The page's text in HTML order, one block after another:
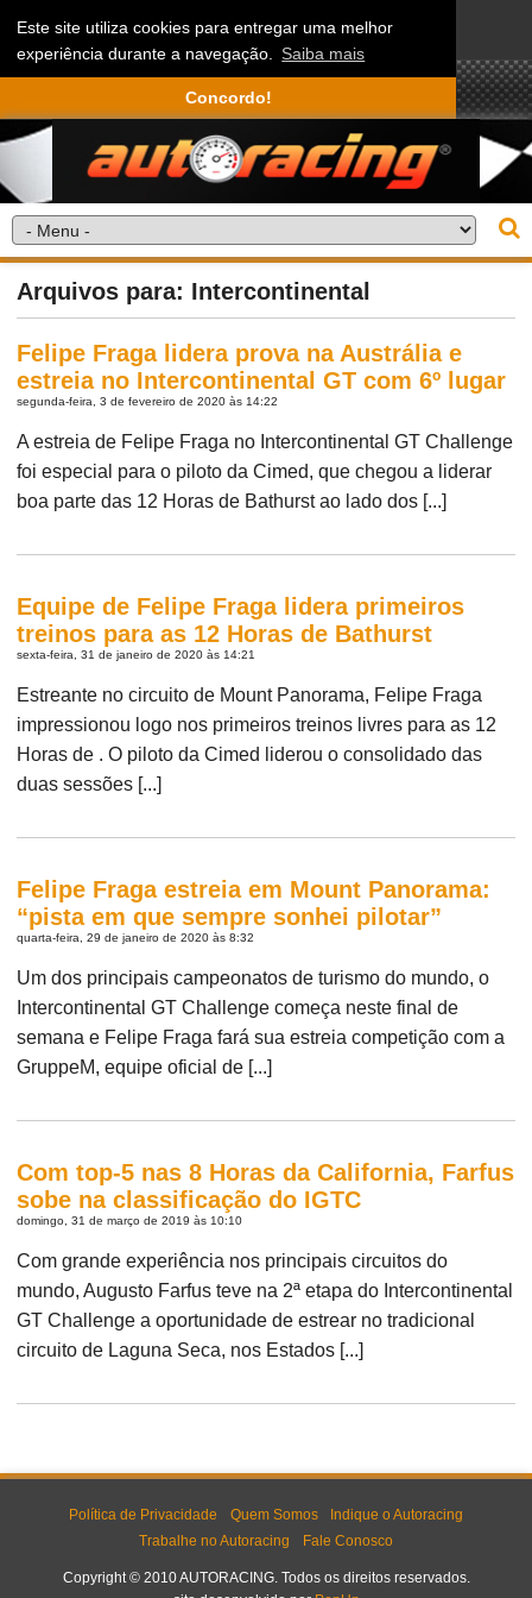
Este site utiliza cookies para entregar uma melhor
experiência durante a navegação. Saiba mais
Concordo!
Arquivos para: Intercontinental
Felipe Fraga lidera prova na Austrália e
estreia no Intercontinental GT com 6º lugar
segunda-feira, 3 de fevereiro de 2020 às 14:22
A estreia de Felipe Fraga no Intercontinental GT Challenge
foi especial para o piloto da Cimed, que chegou a liderar
boa parte das 12 Horas de Bathurst ao lado dos [...]
Equipe de Felipe Fraga lidera primeiros
treinos para as 12 Horas de Bathurst
sexta-feira, 31 de janeiro de 2020 às 14:21
Estreante no circuito de Mount Panorama, Felipe Fraga
impressionou logo nos primeiros treinos livres para as 12
Horas de . O piloto da Cimed liderou o consolidado das
duas sessões [...]
Felipe Fraga estreia em Mount Panorama:
“pista em que sempre sonhei pilotar”
quarta-feira, 29 de janeiro de 2020 às 8:32
Um dos principais campeonatos de turismo do mundo, o
Intercontinental GT Challenge começa neste final de
semana e Felipe Fraga fará sua estreia competição com a
GruppeM, equipe oficial de [...]
Com top-5 nas 8 Horas da California, Farfus
sobe na classificação do IGTC
domingo, 31 de março de 2019 às 10:10
Com grande experiência nos principais circuitos do
mundo, Augusto Farfus teve na 2ª etapa do Intercontinental
GT Challenge a oportunidade de estrear no tradicional
circuito de Laguna Seca, nos Estados [...]
Política de Privacidade Quem Somos
Indique o Autoracing
Trabalhe no Autoracing
Fale Conosco
Copyright © 2010 AUTORACING. Todos os direitos reservados.